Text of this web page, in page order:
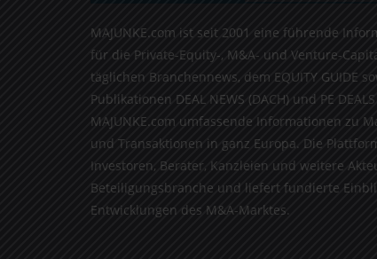
MAJUNKE.com ist seit 2001 eine führende
für die Private-Equity-, M&A- und Venture-
täglichen Branchennews, dem EQUITY GUIDE
Publikationen DEAL NEWS (DACH) und PE
MAJUNKE.com umfassende Informationen zu
und Transaktionen in ganz Europa. Die
Investoren, Berater, Kanzleien und weitere
Beteiligungsbranche und liefert fundierte
Entwicklungen des M&A-Marktes.